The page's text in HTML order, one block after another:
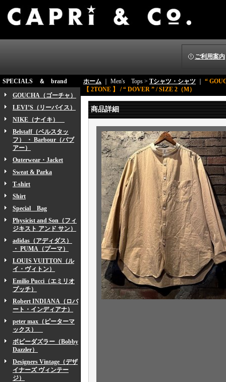
ご利用案内
SPECIALS ＆ brand
GOUCHA（ゴーチャ）
LEVI’S（リーバイス）
NIKE（ナイキ）
Belstaff（ベルスタッ
フ） ・ Barbour（バブ
アー）
Outerwear・Jacket
Sweat & Parka
T-shirt
Shirt
Special Bag
Physicist and Son（フィ
ジキスト アンド サン）
adidas（アディダス）
・ PUMA（プーマ）
LOUIS VUITTON（ル
イ・ヴィトン）
Emilio Pucci（エミリオ
プッチ）
Robert INDIANA（ロバ
ート・インディアナ）
peter max（ピーターマ
ックス）
ボビーダズラー（Bobby
Dazzler）
Designers Vintage（デザ
イナーズ ヴィンテー
ジ）
ホーム ｜ Men's Tops > Tシャツ・シャツ
“
【 2TONE 】 / “ DOVER ” / SIZE 2（M）
商品詳細